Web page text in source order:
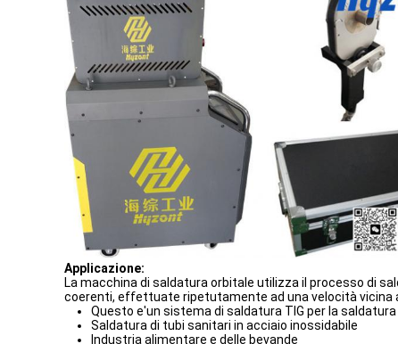
Applicazione:
La macchina di saldatura orbitale utilizza il processo di
coerenti, effettuate ripetutamente ad una velocità vicina
Questo e'un sistema di saldatura TIG per la
Saldatura di tubi sanitari in acciaio inossidabile
Industria alimentare e delle bevande